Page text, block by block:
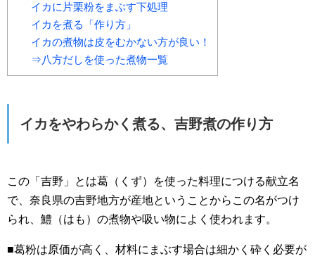
イカに片栗粉をまぶす下処理
イカを煮る「作り方」
イカの煮物は皮をむかない方が良い！
⇒八方だしを使った煮物一覧
イカをやわらかく煮る、吉野煮の作り方
この「吉野」とは葛（くず）を使った料理につける献立名
で、奈良県の吉野地方が産地ということからこの名がつけ
られ、鱧（はも）の煮物や吸い物によく使われます。
■葛粉は原価が高く、材料にまぶす場合は細かく砕く必要が